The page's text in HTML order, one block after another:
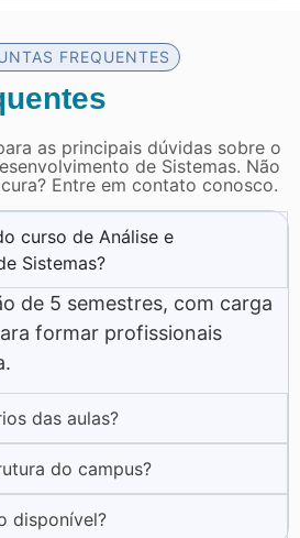
FREQUENTES
as principais dúvidas sobre o
de Sistemas. Não
Entre em contato conosco.
curso de Análise e
Sistemas?
de 5 semestres, com carga
formar profissionais
das aulas?
do campus?
disponível?